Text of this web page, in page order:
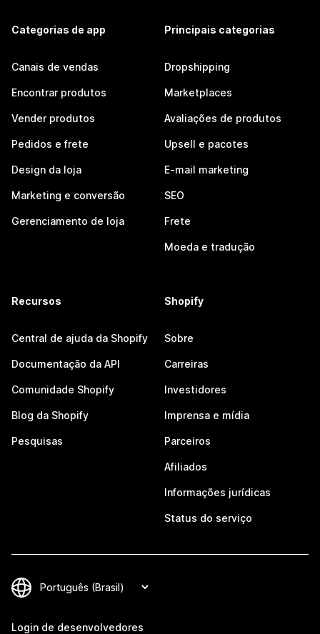
Categorias de app
Canais de vendas
Encontrar produtos
Vender produtos
Pedidos e frete
Design da loja
Marketing e conversão
Gerenciamento de loja
Principais categorias
Dropshipping
Marketplaces
Avaliações de produtos
Upsell e pacotes
E-mail marketing
SEO
Frete
Moeda e tradução
Recursos
Central de ajuda da Shopify
Documentação da API
Comunidade Shopify
Blog da Shopify
Pesquisas
Shopify
Sobre
Carreiras
Investidores
Imprensa e mídia
Parceiros
Afiliados
Informações jurídicas
Status do serviço
Login de desenvolvedores